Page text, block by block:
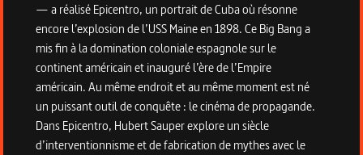
— a réalisé Epicentro, un portrait de Cuba où résonne
encore l’explosion de l’USS Maine en 1898. Ce Big Bang a
mis fin à la domination coloniale espagnole sur le
continent américain et inauguré l’ère de l’Empire
américain. Au même endroit et au même moment est né
un puissant outil de conquête : le cinéma de propagande.
Dans Epicentro, Hubert Sauper explore un siècle
d’interventionnisme et de fabrication de mythes avec le